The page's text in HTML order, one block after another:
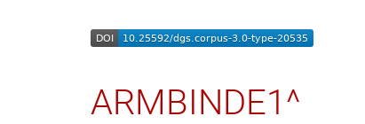
ARMBINDE1^